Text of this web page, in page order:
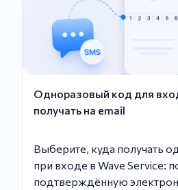
Одноразовый код для
получать на email
Выберите, куда получать
при входе в Wave Service:
подтверждённую